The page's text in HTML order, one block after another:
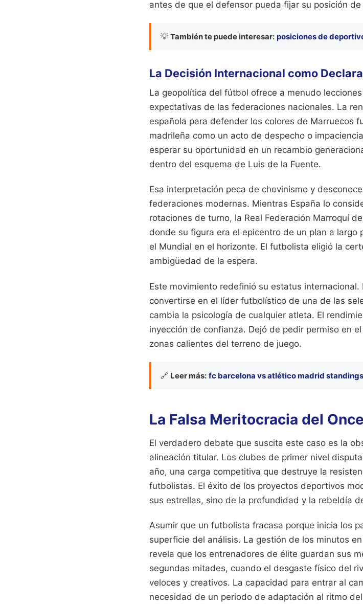
antes de que el defensor pueda fijar su posición de
💡 También te puede interesar: posiciones de
La Decisión Internacional como
La geopolítica del fútbol ofrece a menudo
expectativas de las federaciones nacionales. La
española para defender los colores de Marruecos
madrileña como un acto de despecho o
esperar su oportunidad en un recambio
dentro del esquema de Luis de la Fuente.
Esa interpretación peca de chovinismo y
federaciones modernas. Mientras España lo
rotaciones de turno, la Real Federación Marroquí
donde su figura era el epicentro de un plan a largo
el Mundial en el horizonte. El futbolista eligió la
ambigüedad de la espera.
Este movimiento redefinió su estatus
convertirse en el líder futbolístico de una de las
cambia la psicología de cualquier atleta. El
inyección de confianza. Dejó de pedir permiso en
zonas calientes del terreno de juego.
🔗 Leer más: fc barcelona vs atlético madrid standings
La Falsa Meritocracia del
El verdadero debate que suscita este caso es la
alineación titular. Los clubes de primer nivel
año, una carga competitiva que destruye la
futbolistas. El éxito de los proyectos deportivos
sus estrellas, sino de la profundidad y la rebeldía
Asumir que un futbolista fracasa porque inicia los
superficie del análisis. La gestión de los minutos
revela que los entrenadores de élite guardan sus
segundas mitades, cuando el desgaste físico del
veloces y creativos. La capacidad para entrar al
necesidad de un periodo de adaptación al ritmo